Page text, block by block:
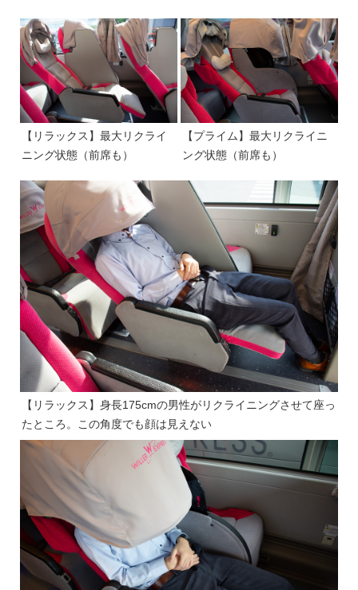
【リラックス】最大リクライ
ニング状態（前席も）
【プライム】最大リクライニ
ング状態（前席も）
【リラックス】身長175cmの男性がリクライニングさせて座っ
たところ。この角度でも顔は見えない